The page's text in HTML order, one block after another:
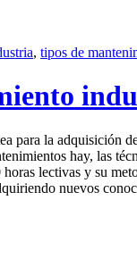
, tipos de
para la adquisición
hay, las
lectivas y su
nuevos